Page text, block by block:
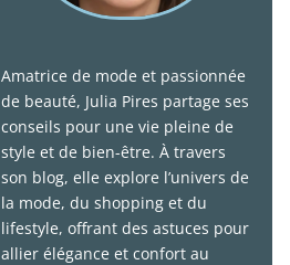
Amatrice de mode et passionnée
de beauté, Julia Pires partage ses
conseils pour une vie pleine de
style et de bien-être. À travers
son blog, elle explore l’univers de
la mode, du shopping et du
lifestyle, offrant des astuces pour
allier élégance et confort au